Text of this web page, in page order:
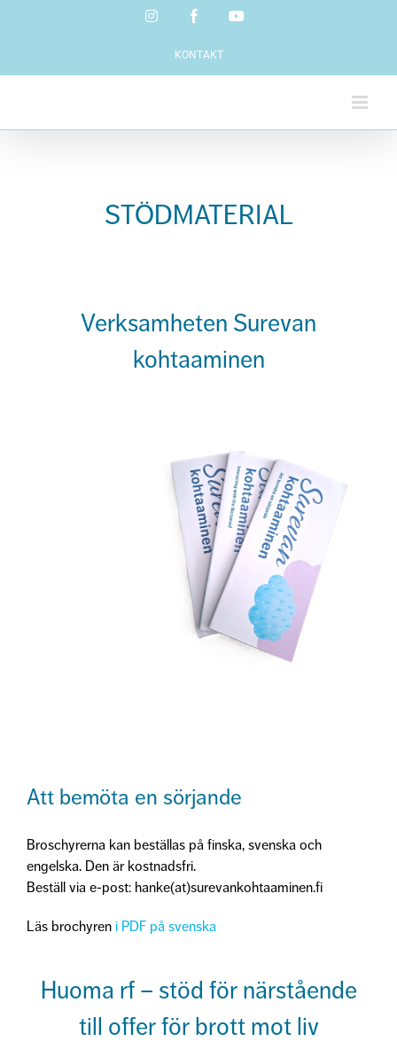
InstagramFacebookYouTube
KONTAKT
STÖDMATERIAL
Verksamheten Surevan
kohtaaminen
Att bemöta en sörjande
Broschyrerna kan beställas på finska, svenska och
engelska. Den är kostnadsfri.
Beställ via e-post: hanke(at)surevankohtaaminen.fi
Läs brochyreni PDF på svenska
Huoma rf – stöd för närstående
till offer för brott mot liv